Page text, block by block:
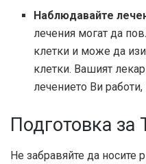
Наблюдавайте
лечения могат да
клетки и може да
клетки. Вашият
лечението Ви
Подготовка за
Не забравяйте да носите